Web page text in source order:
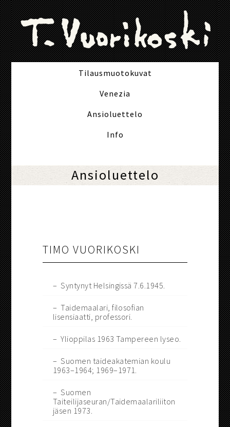
Tilausmuotokuvat
Venezia
Ansioluettelo
Info
Ansioluettelo
TIMO VUORIKOSKI
– Syntynyt Helsingissä 7.6.1945.
– Taidemaalari, filosofian
lisensiaatti, professori.
– Ylioppilas 1963 Tampereen lyseo.
– Suomen taideakatemian koulu
1963–1964; 1969–1971.
– Suomen
Taiteilijaseuran/Taidemaalariliiton
jäsen 1973.